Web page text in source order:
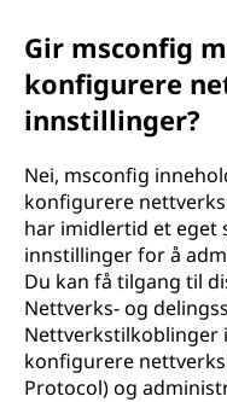
Gir msconfig
konfigurere
innstillinger?
Nei, msconfig
konfigurere
har imidlertid et eget
innstillinger for å
Du kan få tilgang til
Nettverks- og
Nettverkstilkoblinger
konfigurere
Protocol) og